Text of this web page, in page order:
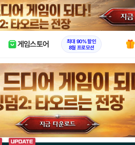
X
게임스토어
최대 90% 할인
8월 프로모션